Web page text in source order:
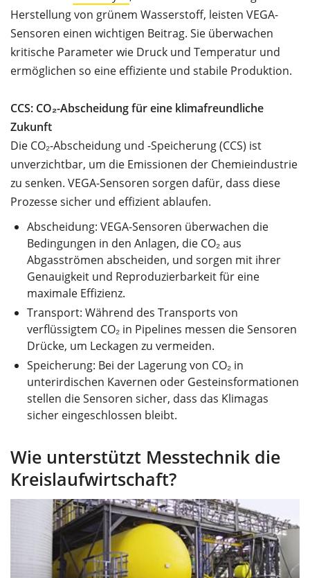
Herstellung von grünem Wasserstoff, leisten VEGA-
Sensoren einen wichtigen Beitrag. Sie überwachen
kritische Parameter wie Druck und Temperatur und
ermöglichen so eine effiziente und stabile Produktion.
CCS: CO₂-Abscheidung für eine klimafreundliche
Zukunft
Die CO₂-Abscheidung und -Speicherung (CCS) ist
unverzichtbar, um die Emissionen der Chemieindustrie
zu senken. VEGA-Sensoren sorgen dafür, dass diese
Prozesse sicher und effizient ablaufen.
Abscheidung: VEGA-Sensoren überwachen die
Bedingungen in den Anlagen, die CO₂ aus
Abgasströmen abscheiden, und sorgen mit ihrer
Genauigkeit und Reproduzierbarkeit für eine
maximale Effizienz.
Transport: Während des Transports von
verflüssigtem CO₂ in Pipelines messen die Sensoren
Drücke, um Leckagen zu vermeiden.
Speicherung: Bei der Lagerung von CO₂ in
unterirdischen Kavernen oder Gesteinsformationen
stellen die Sensoren sicher, dass das Klimagas
sicher eingeschlossen bleibt.
Wie unterstützt Messtechnik die
Kreislaufwirtschaft?